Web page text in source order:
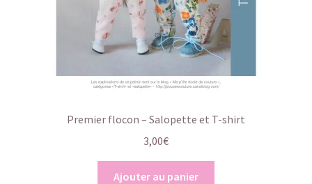
Premier flocon – Salopette et T-shirt
3,00€
Ajouter au panier